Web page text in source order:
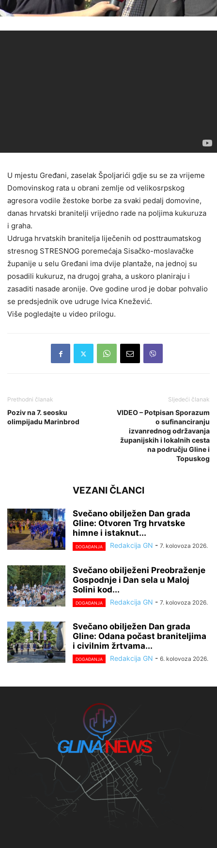
U mjestu Gređani, zaselak Špoljarići gdje su se za vrijeme
Domovinskog rata u obrani zemlje od velikosrpskog
agresora vodile žestoke borbe za svaki pedalj domovine,
danas hrvatski branitelji vrijedno rade na poljima kukuruza
i graha.
Udruga hrvatskih branitelja liječenih od posttraumatskog
stresnog STRESNOG poremećaja Sisačko-moslavačke
županije u selu Gređani ima dvije plantaže, na jednoj su
posadili kukuruz, na drugoj graha, a uskoro planiraju i
zasaditi nasade aronije. Ove godine urod je dobar pohvalio
se predsjednik ove udruge Ivica Knežević.
Više pogledajte u video prilogu.
Prethodni članak
Poziv na 7. seosku
olimpijadu Marinbrod
Sljedeći članak
VIDEO – Potpisan Sporazum
o sufinanciranju
izvanrednog održavanja
županijskih i lokalnih cesta
na području Gline i
Topuskog
VEZANI ČLANCI
Svečano obilježen Dan grada
Gline: Otvoren Trg hrvatske
himne i istaknut...
DOGAĐANJA Redakcija GN - 7. kolovoza 2026.
Svečano obilježeni Preobraženje
Gospodnje i Dan sela u Maloj
Solini kod...
DOGAĐANJA Redakcija GN - 7. kolovoza 2026.
Svečano obilježen Dan grada
Gline: Odana počast braniteljima
i civilnim žrtvama...
DOGAĐANJA Redakcija GN - 6. kolovoza 2026.